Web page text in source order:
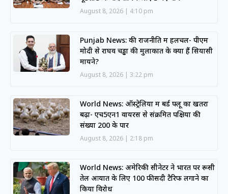
August 8, 2026 4:10 pm
Punjab News: की राजनीति में हलचल- पीएम
मोदी से राघव चड्ढा की मुलाकात के क्या हैं सियासी
मायने?
August 8, 2026 3:22 pm
World News: ऑस्ट्रेलिया में बर्ड फ्लू का खतरा
बढ़ा- एच5एन1 वायरस से संक्रमित पक्षियों की
संख्या 200 के पार
August 8, 2026 2:18 pm
World News: अमेरिकी सीनेटर ने भारत पर रूसी
तेल आयात के लिए 100 फीसदी टैरिफ लगाने का
किया विरोध